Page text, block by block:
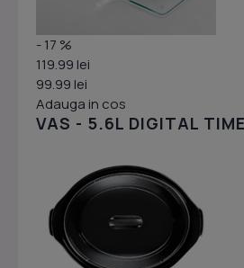
- 17 %
119.99 lei
99.99 lei
Adauga in cos
VAS - 5.6L DIGITAL